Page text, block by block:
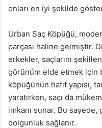
onları en iyi şekilde
Urban Saç Köpüğü,
parçası haline gelmiştir.
erkekler, saçlarını
görünüm elde etmek için
köpüğünün hafif yapısı,
yaratırken, saçı da
imkanı sunar. Bu
dolgunluk sağlanır.